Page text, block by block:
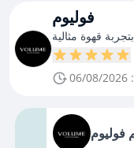
فوليوم
قهوة مثالية